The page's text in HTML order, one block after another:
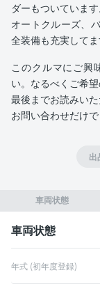
車両状態
車両状態
年式 (初年度登録)
ダーもついています
オートクルーズ、
全装備も充実してま
このクルマにご興
い。なるべくご希
最後までお読みい
お問い合わせだけ
出